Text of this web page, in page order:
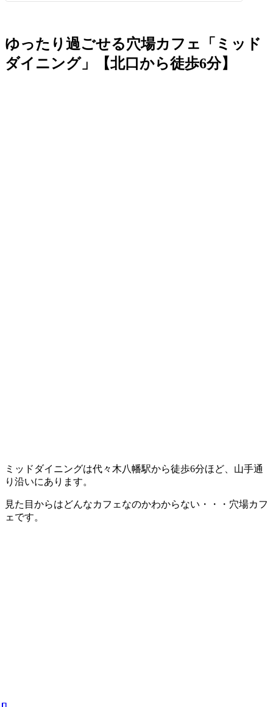
ゆったり過ごせる穴場カフェ「ミッド
ダイニング」【北口から徒歩6分】
ミッドダイニングは代々木八幡駅から徒歩6分ほど、山手通
り沿いにあります。
見た目からはどんなカフェなのかわからない・・・穴場カフ
ェです。